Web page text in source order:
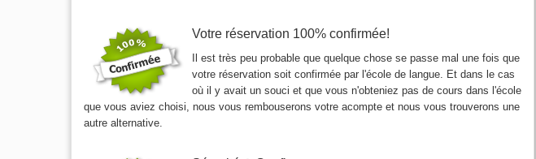
Votre réservation 100% confirmée!
Il est très peu probable que quelque chose se passe mal une fois que
votre réservation soit confirmée par l'école de langue. Et dans le cas
où il y avait un souci et que vous n'obteniez pas de cours dans l'école
que vous aviez choisi, nous vous rembouserons votre acompte et nous vous trouverons une
autre alternative.